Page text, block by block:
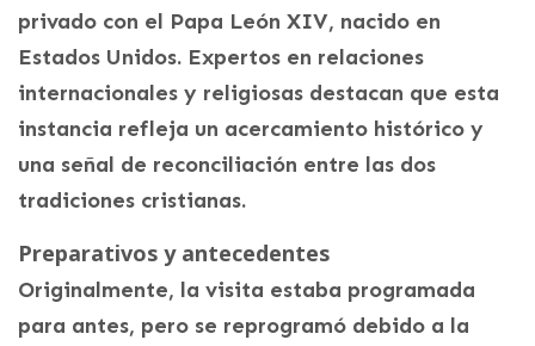
privado con el Papa León XIV, nacido en
Estados Unidos. Expertos en relaciones
internacionales y religiosas destacan que esta
instancia refleja un acercamiento histórico y
una señal de reconciliación entre las dos
tradiciones cristianas.
Preparativos y antecedentes
Originalmente, la visita estaba programada
para antes, pero se reprogramó debido a la